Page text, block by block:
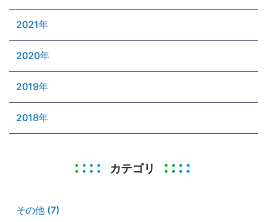
2021年
2020年
2019年
2018年
カテゴリ
その他 (7)